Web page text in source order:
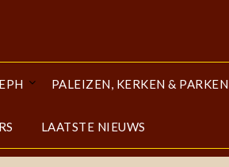
PALEIZEN, KERKEN & PARKEN
LAATSTE NIEUWS